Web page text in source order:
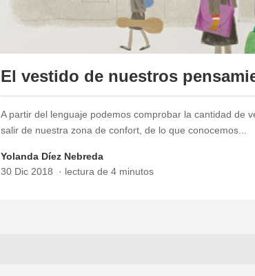
El vestido de nuestros
A partir del lenguaje podemos comprobar la cantidad de
salir de nuestra zona de confort, de lo que conocemos...
Yolanda Díez Nebreda
30 Dic 2018
lectura de 4 minutos